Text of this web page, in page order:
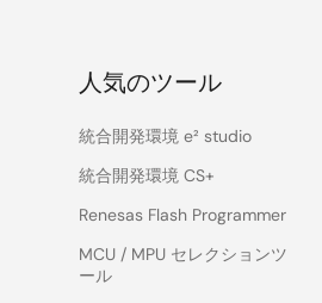
人気のツール
統合開発環境 e² studio
統合開発環境 CS+
Renesas Flash Programmer
MCU / MPU セレクションツ
ール